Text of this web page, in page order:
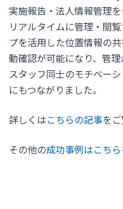
実施報告・法人情報管理
リアルタイムに管理・閲
プを活用した位置情報の
動確認が可能になり、管理
スタッフ同士のモチベー
にもつながりました。
詳しくはこちらの記事をご
その他の成功事例はこちら